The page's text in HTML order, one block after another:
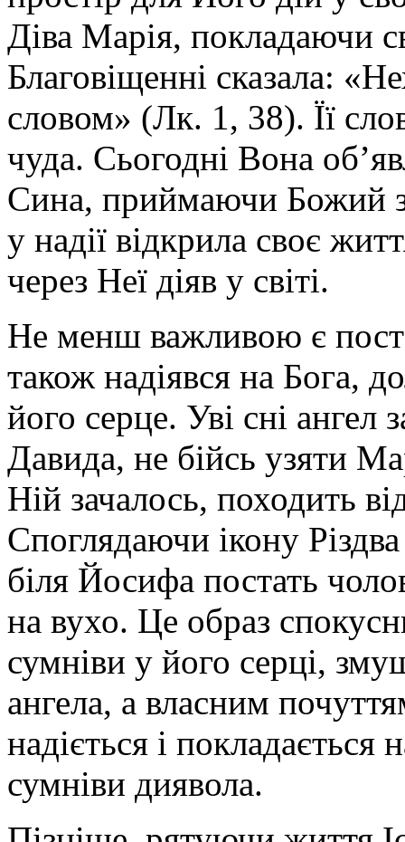
Діва Марія, покладаючи
Благовіщенні сказала:
словом» (Лк. 1, 38). Її
чуда. Сьогодні Вона
Сина, приймаючи Божий
у надії відкрила своє
через Неї діяв у світі.
Не менш важливою є
також надіявся на Бога,
його серце. Уві сні
Давида, не бійсь узяти
Ній зачалось, походить
Споглядаючи ікону
біля Йосифа постать
на вухо. Це образ
сумніви у його серці,
ангела, а власним
надіється і
сумніви диявола.